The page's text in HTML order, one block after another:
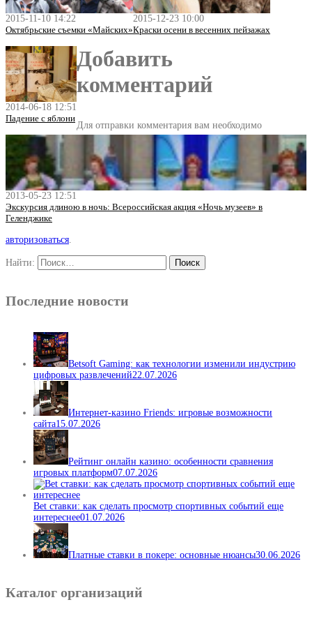
2015-11-10 14:22
Октябрьские съемки «Майских»
2015-12-23 10:00
Краски осени в весенних пейзажах
2014-06-18 12:51
Падение с яблони
2013-05-23 12:51
Экскурсия длиною в ночь: Всероссийская акция «Ночь музеев» в
Геленджике
Добавить
комментарий
Для отправки комментария вам необходимо
авторизоваться
Найти:
Последние новости
Betsoft Gaming: как технологии изменили индустрию
цифровых развлечений22.07.2026
Интернет-казино Friends: игровые возможности
сайта15.07.2026
Рейтинг онлайн казино: особенности сравнения
игровых платформ07.07.2026
Bet ставки: как сделать просмотр спортивных событий еще
интереснее01.07.2026
Платные ставки в покере: основные нюансы30.06.2026
Каталог организаций